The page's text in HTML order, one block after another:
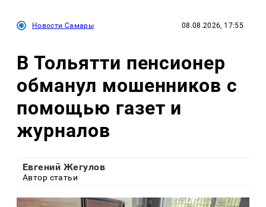
Новости Самары 08.08.2026, 17:55
В Тольятти пенсионер
обманул мошенников с
помощью газет и
журналов
Евгений Жегулов
Автор статьи